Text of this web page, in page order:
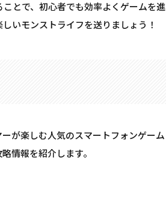
とで、初心者でも効率よくゲームを進
いモンストライフを送りましょう！
が楽しむ人気のスマートフォンゲーム
情報を紹介します。